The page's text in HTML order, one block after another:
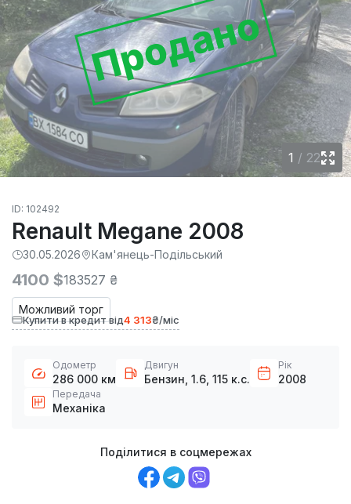
Продано
1 / 22
ID: 102492
Renault Megane 2008
30.05.2026 Кам'янець-Подільський
Можливий торг
4100 $183527 ₴
Купити в кредит від4 313₴/міс
Одометр
286 000 км
Двигун
Бензин, 1.6, 115 к.с.
Рік
2008
Передача
Механіка
Поділитися в соцмережах